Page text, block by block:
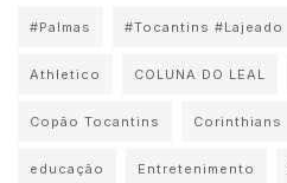
#Palmas #Tocantins #Lajeado
Athletico COLUNA DO LEAL
Copão Tocantins Corinthians
educação Entretenimento